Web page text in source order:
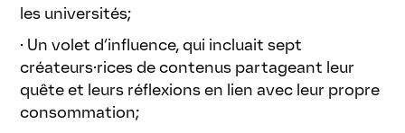
les universités;
· Un volet d’influence, qui incluait sept
créateurs·rices de contenus partageant leur
quête et leurs réflexions en lien avec leur propre
consommation;